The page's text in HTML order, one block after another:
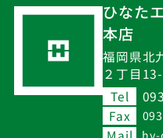
ひなた
本店
福岡県北
２丁目
Tel
Fax